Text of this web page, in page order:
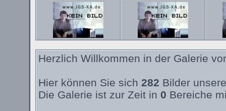
Herzlich Willkommen in der Galerie
Hier können Sie sich 282 Bilder
Die Galerie ist zur Zeit in 0 Bereiche